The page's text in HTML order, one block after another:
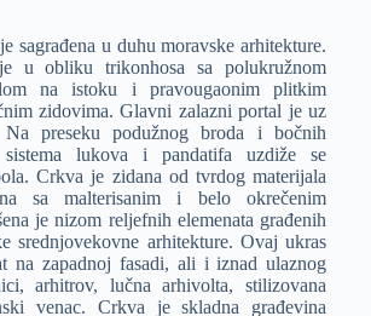
sagrađena u duhu moravske arhitekture.
u obliku trikonhosa sa polukružnom
na istoku i pravougaonim plitkim
zidovima. Glavni zalazni portal je uz
Na preseku podužnog broda i bočnih
sistema lukova i pandatifa uzdiže se
Crkva je zidana od tvrdog materijala
sa malterisanim i belo okrečenim
je nizom reljefnih elemenata građenih
srednjovekovne arhitekture. Ovaj ukras
na zapadnoj fasadi, ali i iznad ulaznog
arhitrov, lučna arhivolta, stilizovana
venac. Crkva je skladna građevina